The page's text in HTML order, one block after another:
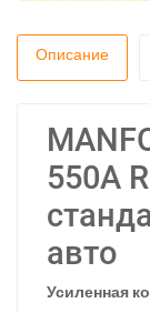
Описание
550A
авто
Усиленная